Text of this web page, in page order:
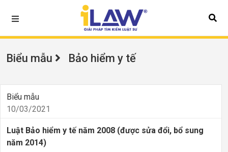
Biểu mẫu Bảo hiểm y tế
Biểu mẫu
10/03/2021
Luật Bảo hiểm y tế năm 2008 (được sửa đổi, bổ sung
năm 2014)